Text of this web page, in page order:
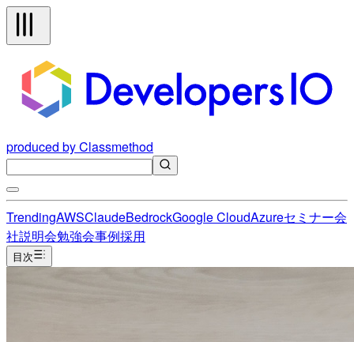
produced by Classmethod
TrendingAWSClaudeBedrockGoogle CloudAzureセミナー会
社説明会勉強会事例採用
目次